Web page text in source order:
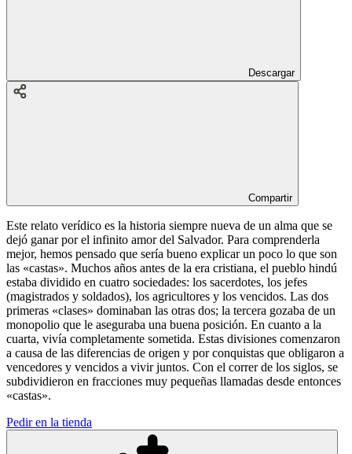
Descargar
Compartir
Este relato verídico es la historia siempre nueva de un alma que se
dejó ganar por el infinito amor del Salvador. Para comprenderla
mejor, hemos pensado que sería bueno explicar un poco lo que son
las «castas». Muchos años antes de la era cristiana, el pueblo hindú
estaba dividido en cuatro sociedades: los sacerdotes, los jefes
(magistrados y soldados), los agricultores y los vencidos. Las dos
primeras «clases» dominaban las otras dos; la tercera gozaba de un
monopolio que le aseguraba una buena posición. En cuanto a la
cuarta, vivía completamente sometida. Estas divisiones comenzaron
a causa de las diferencias de origen y por conquistas que obligaron a
vencedores y vencidos a vivir juntos. Con el correr de los siglos, se
subdividieron en fracciones muy pequeñas llamadas desde entonces
«castas».
Pedir en la tienda